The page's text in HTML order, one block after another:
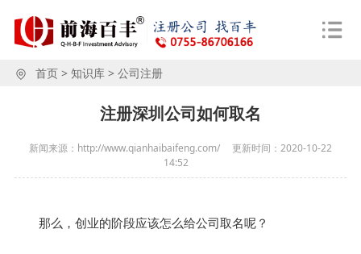
首页> 知识库> 公司注册
注册深圳公司如何取名
新闻来源：http://www.qianhaibaifeng.com/ 更新时间： 2020-10-22
14:52
那么，创业的阶段应该怎么给公司取名呢？